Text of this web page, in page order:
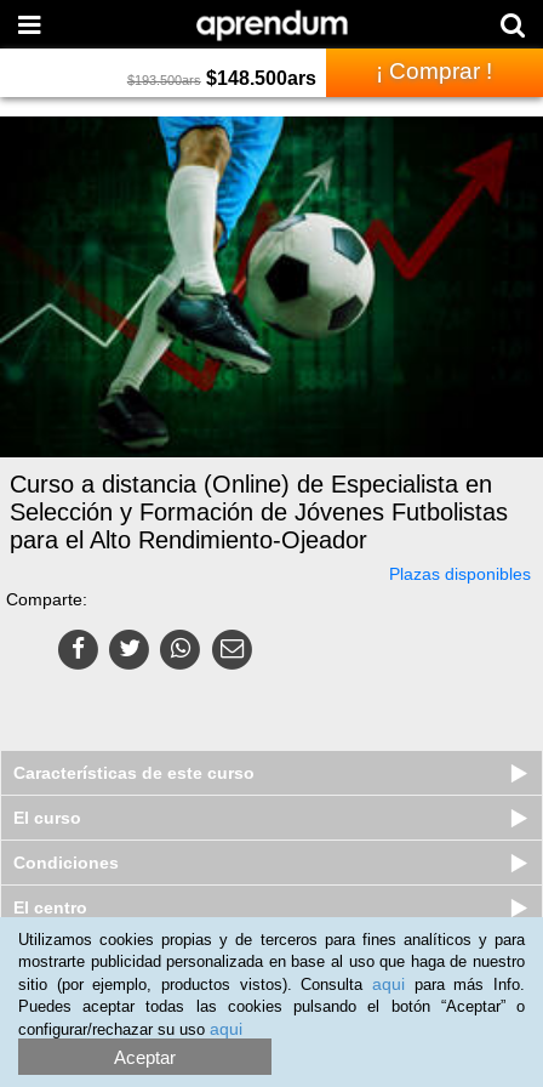
$193.500ars $148.500ars ¡ Comprar !
Curso a distancia (Online) de Especialista en
Selección y Formación de Jóvenes Futbolistas
para el Alto Rendimiento-Ojeador
Plazas disponibles
Comparte:
Características de este curso
El curso
Condiciones
El centro
Utilizamos cookies propias y de terceros para fines analíticos y para
mostrarte publicidad personalizada en base al uso que haga de nuestro
sitio (por ejemplo, productos vistos). Consulta aqui para más Info.
Puedes aceptar todas las cookies pulsando el botón “Aceptar” o
configurar/rechazar su uso aqui
Aceptar
Quiénes somos Preguntas frecuentes Atención al Cliente
Promociona tu negocio|Programa de Afiliación
2012-2026 Aprendum